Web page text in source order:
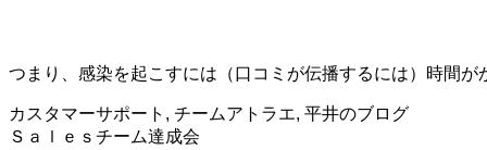
つまり、感染を起こすには（口コミが伝播するには）時間が
カスタマーサポート , チームアトラエ, 平井のブログ
投
Ｓａｌｅｓチーム達成会